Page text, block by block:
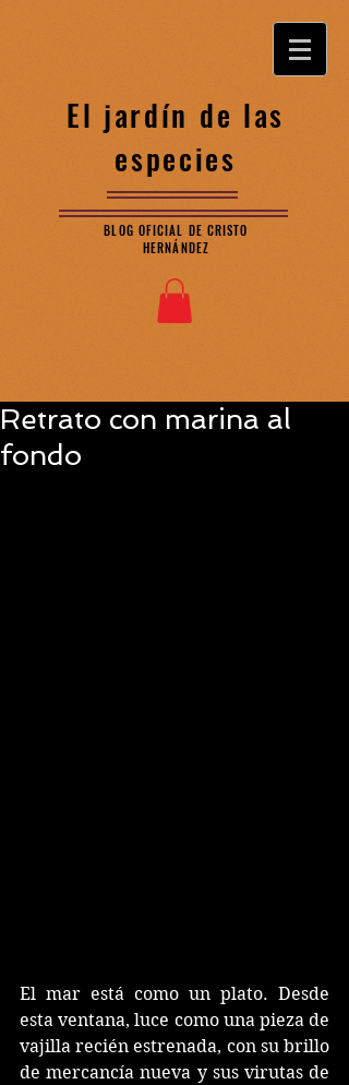
El jardín de las
especies
BLOG OFICIAL DE CRISTO
HERNÁNDEZ
Retrato con marina al
fondo
El mar está como un plato. Desde
esta ventana, luce como una pieza de
vajilla recién estrenada, con su brillo
de mercancía nueva y sus virutas de